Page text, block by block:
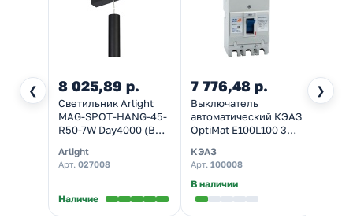
❮ ❯
8 025,89 р.
Светильник Arlight
MAG-SPOT-HANG-45-
R50-7W Day4000 (BK,
Arlight
Арт. 027008
Наличие
7 776,48 р.
Выключатель
автоматический КЭАЗ
OptiMat E100L100 3P
КЭАЗ
Арт. 100008
В наличии